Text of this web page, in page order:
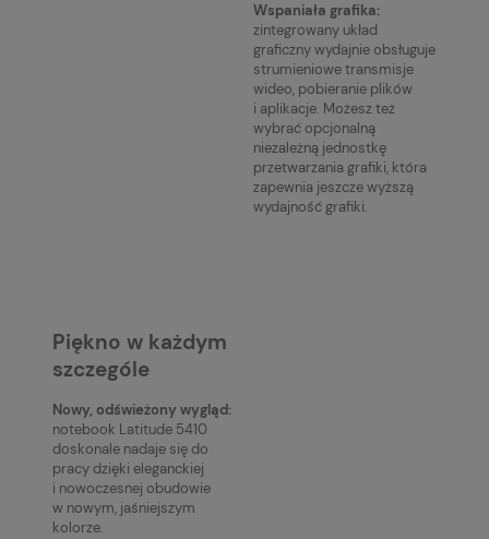
Wspaniała grafika:
zintegrowany układ
graficzny wydajnie obsługuje
strumieniowe transmisje
wideo, pobieranie plików
i aplikacje. Możesz też
wybrać opcjonalną
niezależną jednostkę
przetwarzania grafiki, która
zapewnia jeszcze wyższą
wydajność grafiki.
Piękno w każdym
szczególe
Nowy, odświeżony wygląd:
notebook Latitude 5410
doskonale nadaje się do
pracy dzięki eleganckiej
i nowoczesnej obudowie
w nowym, jaśniejszym
kolorze.